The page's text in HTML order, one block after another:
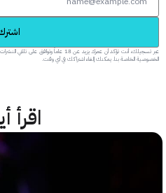
عبر تسجيلك، أنت تؤكد أن عمرك يزيد عن 18 عاماً وتوافق على
الخاصة بنا. يمكنك إلغاء اشتراكك في أي وقت.
اقرأ أيضاً